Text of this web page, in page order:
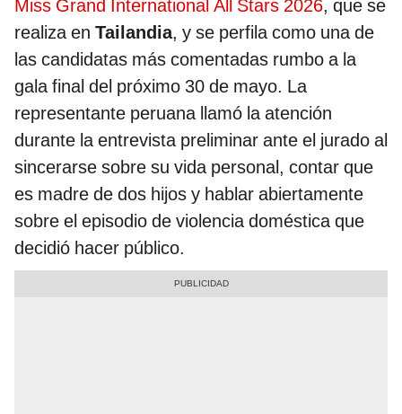
Miss Grand International All Stars 2026, que se
realiza en Tailandia, y se perfila como una de
las candidatas más comentadas rumbo a la
gala final del próximo 30 de mayo. La
representante peruana llamó la atención
durante la entrevista preliminar ante el jurado al
sincerarse sobre su vida personal, contar que
es madre de dos hijos y hablar abiertamente
sobre el episodio de violencia doméstica que
decidió hacer público.